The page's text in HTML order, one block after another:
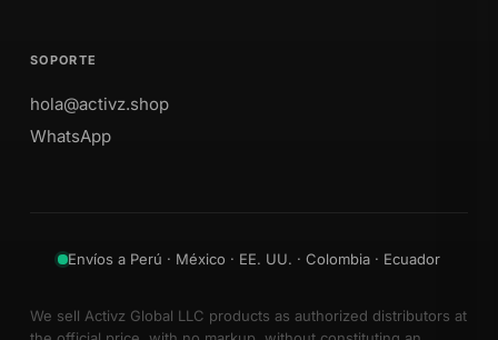
SOPORTE
hola@activz.shop
WhatsApp
Envíos a Perú · México · EE. UU. · Colombia · Ecuador
We sell Activz Global LLC products as authorized distributors at